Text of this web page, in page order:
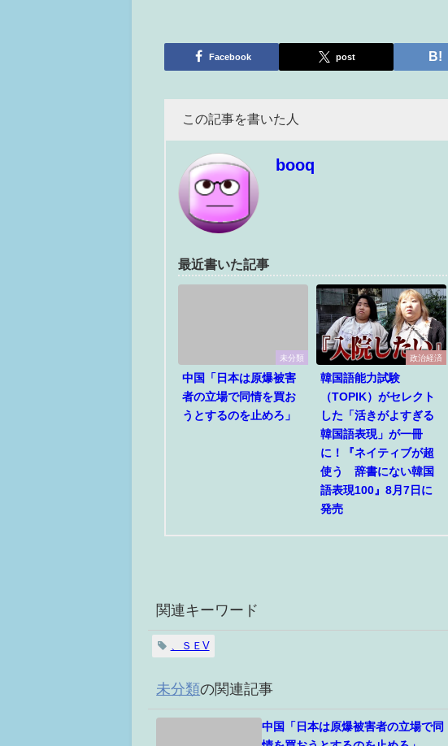
Facebook post
この記事を書いた人
booq
最近書いた記事
未分類
中国「日本は原爆被害
者の立場で同情を買お
うとするのを止めろ」
政治経済
韓国語能力試験
（TOPIK）がセレクト
した「活きがよすぎる
韓国語表現」が一冊
に！『ネイティブが超
使う 辞書にない韓国
語表現100』8月7日に
発売
関連キーワード
、ＳＥV
未分類の関連記事
中国「日本は原爆被害者の立場で同